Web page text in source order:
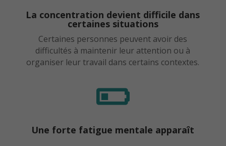
La concentration devient difficile dans
certaines situations
Certaines personnes peuvent avoir des
difficultés à maintenir leur attention ou à
organiser leur travail dans certains contextes.

Une forte fatigue mentale apparaît